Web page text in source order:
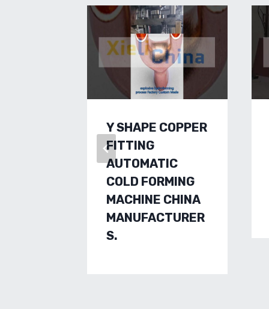
Y SHAPE COPPER
FITTING
AUTOMATIC
COLD FORMING
MACHINE CHINA
MANUFACTURER
S.